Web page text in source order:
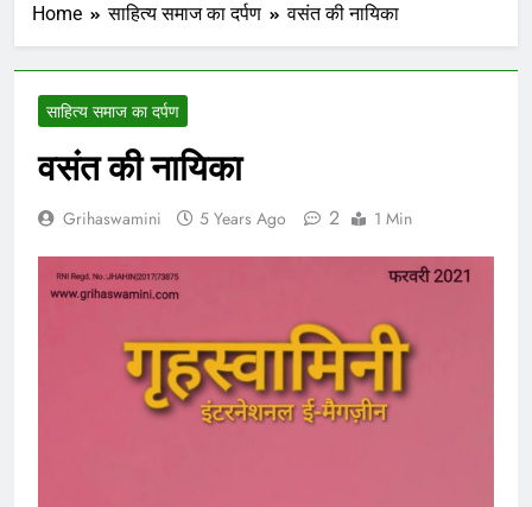
Home साहित्य समाज का दर्पण वसंत की नायिका
साहित्य समाज का दर्पण
वसंत की नायिका
Grihaswamini 5 Years Ago 2 1 Min